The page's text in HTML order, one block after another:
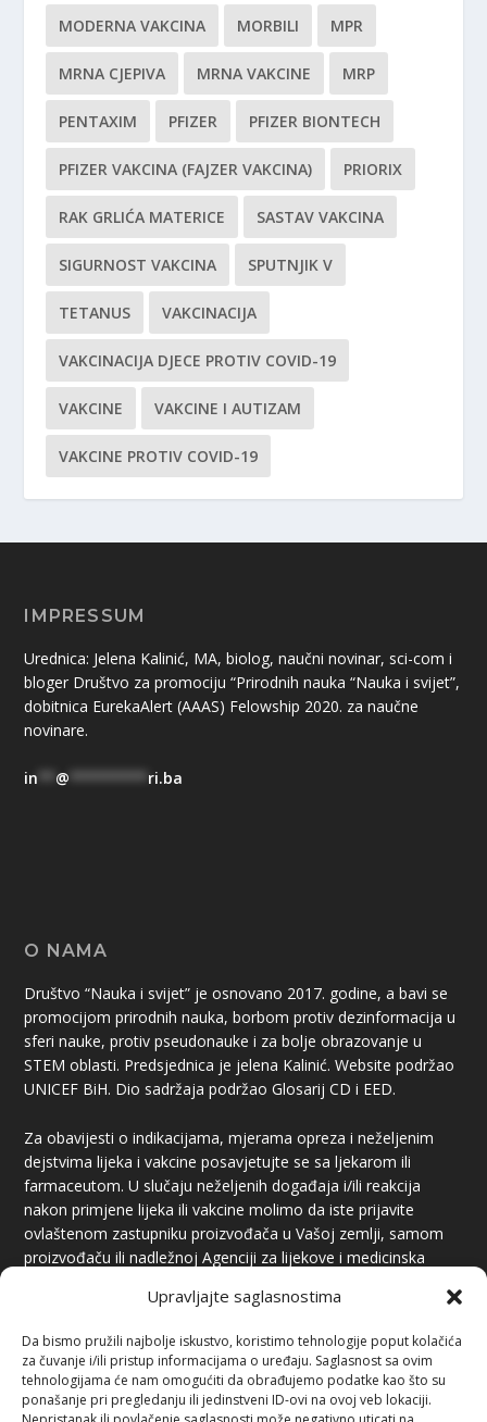
Upravljajte saglasnostima
Da bismo pružili najbolje iskustvo, koristimo tehnologije poput kolačića
za čuvanje i/ili pristup informacijama o uređaju. Saglasnost sa ovim
tehnologijama će nam omogućiti da obrađujemo podatke kao što su
ponašanje pri pregledanju ili jedinstveni ID-ovi na ovoj veb lokaciji.
MODERNA VAKCINA MORBILI MPR
MRNA CJEPIVA MRNA VAKCINE MRP
PENTAXIM PFIZER PFIZER BIONTECH
PFIZER VAKCINA (FAJZER VAKCINA) PRIORIX
RAK GRLIĆA MATERICE SASTAV VAKCINA
SIGURNOST VAKCINA SPUTNJIK V
TETANUS VAKCINACIJA
VAKCINACIJA DJECE PROTIV COVID-19
VAKCINE VAKCINE I AUTIZAM
VAKCINE PROTIV COVID-19
IMPRESSUM
Urednica: Jelena Kalinić, MA, biolog, naučni novinar, sci-com i
bloger Društvo za promociju “Prirodnih nauka “Nauka i svijet”,
dobitnica EurekaAlert (AAAS) Felowship 2020. za naučne
novinare.
in ** @ ********* ri.ba
O NAMA
Društvo “Nauka i svijet” je osnovano 2017. godine, a bavi se
promocijom prirodnih nauka, borbom protiv dezinformacija u
sferi nauke, protiv pseudonauke i za bolje obrazovanje u
STEM oblasti. Predsjednica je jelena Kalinić. Website podržao
UNICEF BiH. Dio sadržaja podržao Glosarij CD i EED.
Za obavijesti o indikacijama, mjerama opreza i neželjenim
dejstvima lijeka i vakcine posavjetujte se sa ljekarom ili
farmaceutom. U slučaju neželjenih događaja i/ili reakcija
nakon primjene lijeka ili vakcine molimo da iste prijavite
ovlaštenom zastupniku proizvođača u Vašoj zemlji, samom
proizvođaču ili nadležnoj Agenciji za lijekove i medicinska